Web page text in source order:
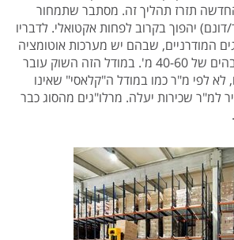
תזרז תהליך זה. מסתבר שתמחור
יהפוך בקרוב לפחות אקטואלי. לדבריו
המודרניים, שבהם יש מערכות אוטומציה
מתקדמות, נישאים לגבהים של 40-60 מ'. במודל הזה השוק עובר
לא לפי מ"ר כמו במודל ה"קלאסי" שאינו
למ"ר שכירות יעלה. מרלו"גים מהסוג כבר